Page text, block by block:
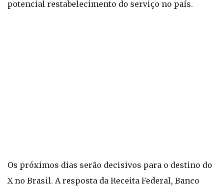
potencial restabelecimento do serviço no país.
Os próximos dias serão decisivos para o destino do
X no Brasil. A resposta da Receita Federal, Banco